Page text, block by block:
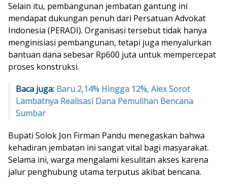
Selain itu, pembangunan jembatan gantung ini
mendapat dukungan penuh dari Persatuan Advokat
Indonesia (PERADI). Organisasi tersebut tidak hanya
menginisiasi pembangunan, tetapi juga menyalurkan
bantuan dana sebesar Rp600 juta untuk mempercepat
proses konstruksi.
Baca juga: Baru 2,14% Hingga 12%, Alex Sorot
Lambatnya Realisasi Dana Pemulihan Bencana
Sumbar
Bupati Solok Jon Firman Pandu menegaskan bahwa
kehadiran jembatan ini sangat vital bagi masyarakat.
Selama ini, warga mengalami kesulitan akses karena
jalur penghubung utama terputus akibat bencana.